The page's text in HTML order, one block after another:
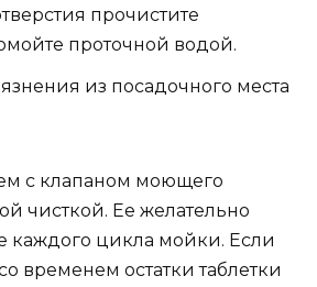
прочистите
проточной водой.
из посадочного места
с клапаном моющего
чисткой. Ее желательно
каждого цикла мойки. Если
временем остатки таблетки